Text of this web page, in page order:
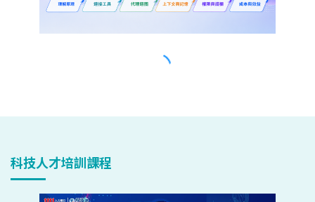
科技人才培訓課程